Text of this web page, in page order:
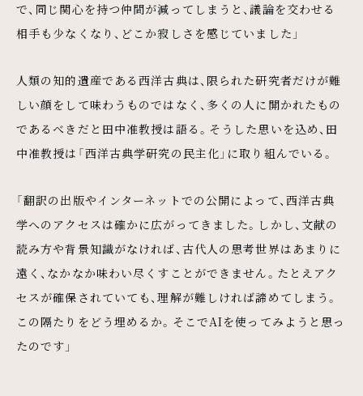
で、同じ関心を持つ仲間が減ってしまうと、議論を交わせる
相手も少なくなり、どこか寂しさを感じていました」
人類の知的遺産である西洋古典は、限られた研究者だけが難
しい顔をして味わうものではなく、多くの人に開かれたもの
であるべきだと田中准教授は語る。そうした思いを込め、田
中准教授は「西洋古典学研究の民主化」に取り組んでいる。
「翻訳の出版やインターネットでの公開によって、西洋古典
学へのアクセスは確かに広がってきました。しかし、文献の
読み方や背景知識がなければ、古代人の思考世界はあまりに
遠く、なかなか味わい尽くすことができません。たとえアク
セスが確保されていても、理解が難しければ諦めてしまう。
この隔たりをどう埋めるか。そこでAIを使ってみようと思っ
たのです」